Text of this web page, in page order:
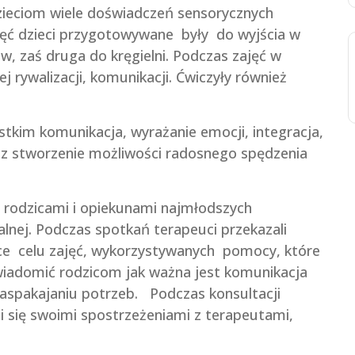
wiele doświadczeń sensorycznych
dzieci przygotowywane były do wyjścia w
zaś druga do kręgielni. Podczas zajęć w
rywalizacji, komunikacji. Ćwiczyły również
komunikacja, wyrażanie emocji, integracja,
stworzenie możliwości radosnego spędzenia
i opiekunami najmłodszych
Podczas spotkań terapeuci przekazali
celu zajęć, wykorzystywanych pomocy, które
rodzicom jak ważna jest komunikacja
potrzeb. Podczas konsultacji
się swoimi spostrzeżeniami z terapeutami,